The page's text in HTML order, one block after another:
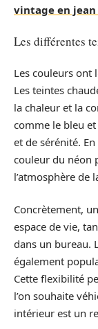
vintage en
Les différentes
Les couleurs ont
Les teintes
la chaleur et la
comme le bleu
et de sérénité.
couleur du néon
l’atmosphère de
Concrètement,
espace de vie,
dans un bureau.
également
Cette flexibilité
l’on souhaite
intérieur est un